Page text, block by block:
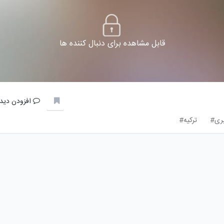
قابل مشاهده برای دنبال کننده ها
افزودن
ترکیه#